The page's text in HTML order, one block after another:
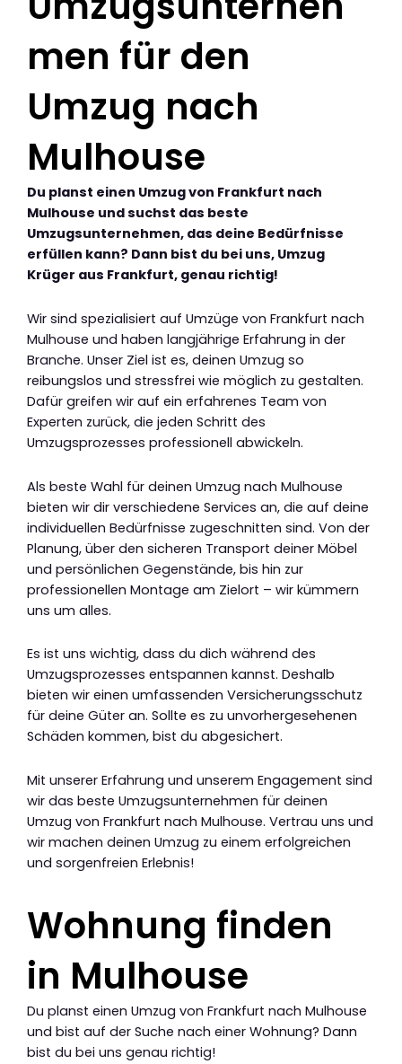
men für den
Umzug nach
Mulhouse
Du planst einen Umzug von Frankfurt nach
Mulhouse und suchst das beste
Umzugsunternehmen, das deine Bedürfnisse
erfüllen kann? Dann bist du bei uns, Umzug
Krüger aus Frankfurt, genau richtig!
Wir sind spezialisiert auf Umzüge von Frankfurt nach
Mulhouse und haben langjährige Erfahrung in der
Branche. Unser Ziel ist es, deinen Umzug so
reibungslos und stressfrei wie möglich zu gestalten.
Dafür greifen wir auf ein erfahrenes Team von
Experten zurück, die jeden Schritt des
Umzugsprozesses professionell abwickeln.
Als beste Wahl für deinen Umzug nach Mulhouse
bieten wir dir verschiedene Services an, die auf deine
individuellen Bedürfnisse zugeschnitten sind. Von der
Planung, über den sicheren Transport deiner Möbel
und persönlichen Gegenstände, bis hin zur
professionellen Montage am Zielort – wir kümmern
uns um alles.
Es ist uns wichtig, dass du dich während des
Umzugsprozesses entspannen kannst. Deshalb
bieten wir einen umfassenden Versicherungsschutz
für deine Güter an. Sollte es zu unvorhergesehenen
Schäden kommen, bist du abgesichert.
Mit unserer Erfahrung und unserem Engagement sind
wir das beste Umzugsunternehmen für deinen
Umzug von Frankfurt nach Mulhouse. Vertrau uns und
wir machen deinen Umzug zu einem erfolgreichen
und sorgenfreien Erlebnis!
Wohnung finden
in Mulhouse
Du planst einen Umzug von Frankfurt nach Mulhouse
und bist auf der Suche nach einer Wohnung? Dann
bist du bei uns genau richtig!